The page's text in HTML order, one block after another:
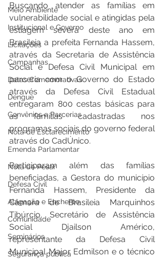
Meio Ambiente
Institucional e Governo
Licitações
Campanhas
Datas Comemorativas
Dengue
Convênios e Parcerias
Nota de Esclarecimento
Emenda Parlamentar
Nota de Pesar
Defesa Civil
Alagação e Enchente
Comunidade
Seminários
Segurança pública
Buscando atender as famílias em
vulnerabilidade social e atingidas pela
estiagem severa deste ano em
Brasileia a prefeita Fernanda Hassem,
através da Secretaria de Assistência
Social e Defesa Civil Municipal em
parceria com o Governo do Estado
através da Defesa Civil Estadual
entregaram 800 cestas básicas para
as famílias cadastradas nos
programas sociais do governo federal
através do CadÚnico.
Participaram além das famílias
beneficiadas, a Gestora do município
Fernanda Hassem, Presidente da
Câmara de Brasileia Marquinhos
Tibúrcio, Secretário de Assistência
Social Djailson Américo,
representante da Defesa Civil
Municipal Major Edmilson e o técnico